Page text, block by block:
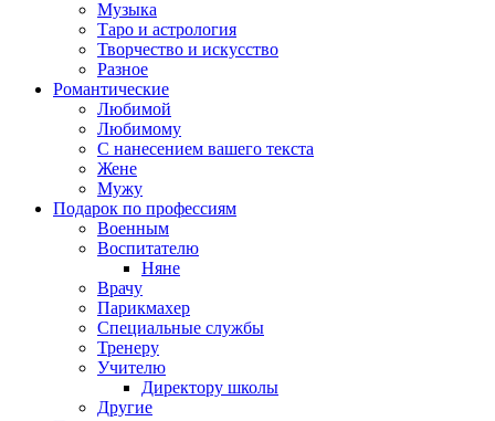
Музыка
Таро и астрология
Творчество и искусство
Разное
Романтические
Любимой
Любимому
С нанесением вашего текста
Жене
Мужу
Подарок по профессиям
Военным
Воспитателю
Няне
Врачу
Парикмахер
Специальные службы
Тренеру
Учителю
Директору школы
Другие